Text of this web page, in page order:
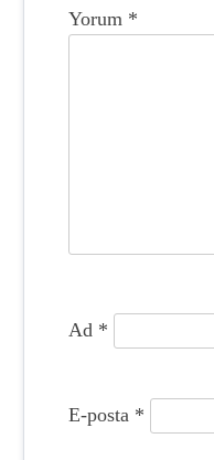
e
s
Yorum *
Ad *
E-posta *